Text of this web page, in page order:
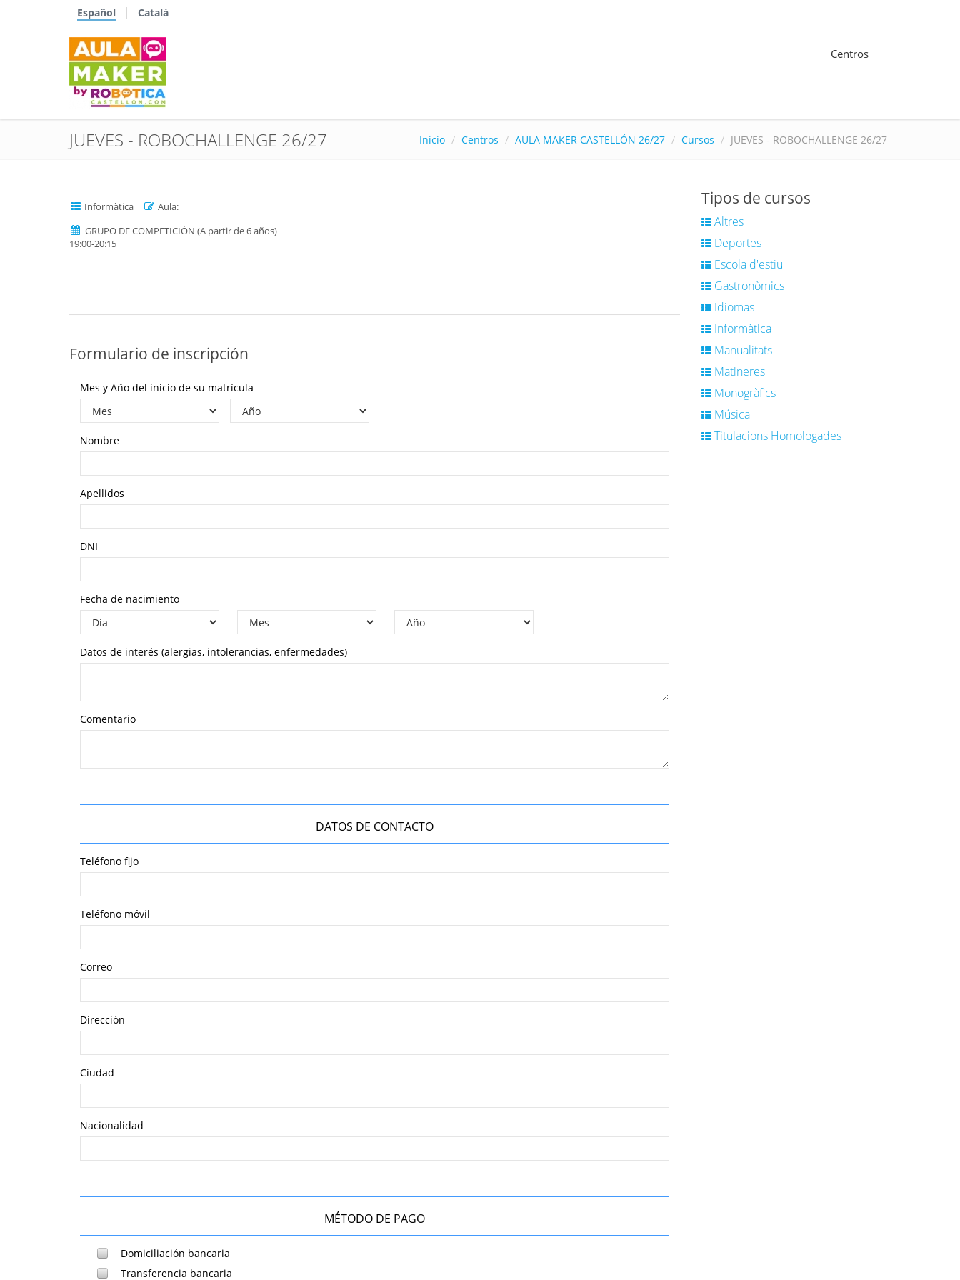
Español Català
Centros
JUEVES - ROBOCHALLENGE 26/27 Inicio Centros AULA MAKER CASTELLÓN 26/27 Cursos JUEVES - ROBOCHALLENGE 26/27
Informàtica
Aula:
GRUPO DE COMPETICIÓN (A partir de 6 años)
19:00-20:15
Formulario de inscripción
Mes y Año del inicio de su matrícula
Nombre
Apellidos
DNI
Fecha de nacimiento
Datos de interés (alergias, intolerancias, enfermedades)
Comentario
DATOS DE CONTACTO
Teléfono fijo
Teléfono móvil
Correo
Dirección
Ciudad
Nacionalidad
MÉTODO DE PAGO
Domiciliación bancaria
Transferencia bancaria
Tipos de cursos
Altres
Deportes
Escola d'estiu
Gastronòmics
Idiomas
Informàtica
Manualitats
Matineres
Monogràfics
Música
Titulacions Homologades